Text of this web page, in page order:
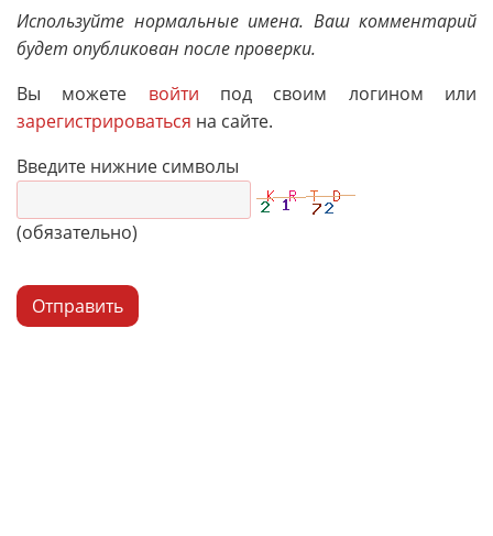
Используйте нормальные имена. Ваш комментарий
будет опубликован после проверки.
Вы можете войти под своим логином или
зарегистрироваться на сайте.
Введите нижние символы
(обязательно)
Отправить